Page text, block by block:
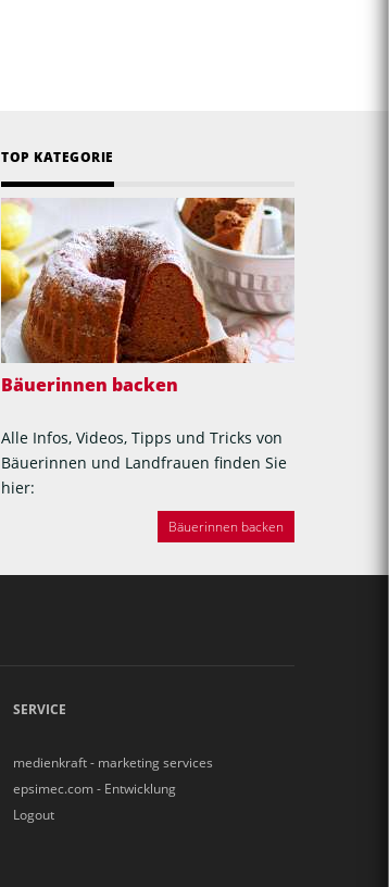
TOP KATEGORIE
Bäuerinnen backen
Alle Infos, Videos, Tipps und Tricks von
Bäuerinnen und Landfrauen finden Sie
hier:
Bäuerinnen backen
SERVICE
medienkraft - marketing services
epsimec.com - Entwicklung
Logout